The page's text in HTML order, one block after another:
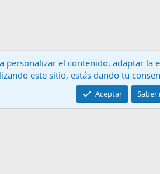
Community platform by XenForo® ©
personalizar el contenido, adaptar la
este sitio, estás dando tu
Aceptar